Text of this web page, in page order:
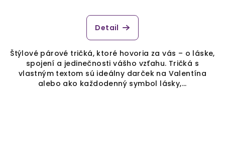
Detail
Štýlové párové tričká, ktoré hovoria za vás – o láske,
spojení a jedinečnosti vášho vzťahu. Tričká s
vlastným textom sú ideálny darček na Valentína
alebo ako každodenný symbol lásky,...